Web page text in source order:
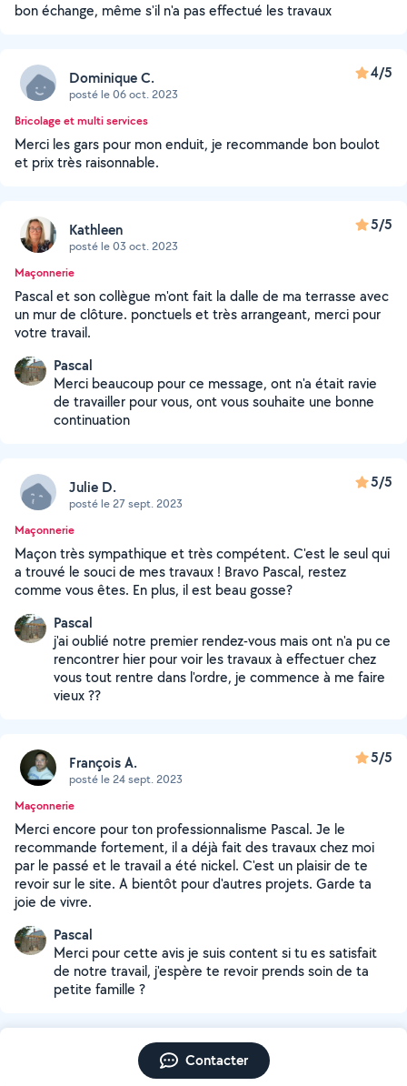
bon échange, même s'il n'a pas effectué les travaux
Dominique C.
posté le 06 oct. 2023
4/5
Bricolage et multi services
Merci les gars pour mon enduit, je recommande bon boulot
et prix très raisonnable.
Kathleen
posté le 03 oct. 2023
5/5
Maçonnerie
Pascal et son collègue m'ont fait la dalle de ma terrasse avec
un mur de clôture. ponctuels et très arrangeant, merci pour
votre travail.
Pascal
Merci beaucoup pour ce message, ont n'a était ravie
de travailler pour vous, ont vous souhaite une bonne
continuation
Julie D.
posté le 27 sept. 2023
5/5
Maçonnerie
Maçon très sympathique et très compétent. C'est le seul qui
a trouvé le souci de mes travaux ! Bravo Pascal, restez
comme vous êtes. En plus, il est beau gosse?
Pascal
j'ai oublié notre premier rendez-vous mais ont n'a pu ce
rencontrer hier pour voir les travaux à effectuer chez
vous tout rentre dans l'ordre, je commence à me faire
vieux ??
François A.
posté le 24 sept. 2023
5/5
Maçonnerie
Merci encore pour ton professionnalisme Pascal. Je le
recommande fortement, il a déjà fait des travaux chez moi
par le passé et le travail a été nickel. C'est un plaisir de te
revoir sur le site. A bientôt pour d'autres projets. Garde ta
joie de vivre.
Pascal
Merci pour cette avis je suis content si tu es satisfait
de notre travail, j'espère te revoir prends soin de ta
petite famille ?
Contacter